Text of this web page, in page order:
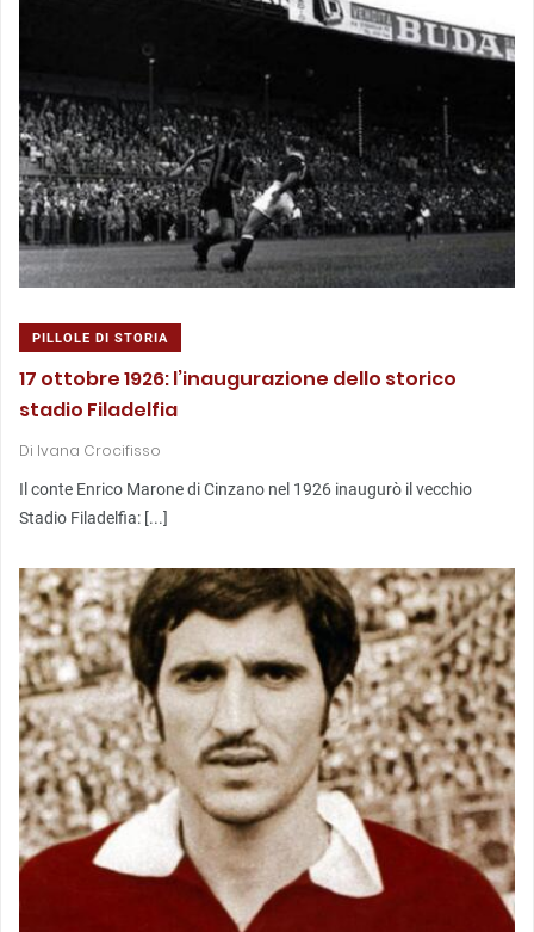
PILLOLE DI STORIA
17 ottobre 1926: l’inaugurazione dello storico
stadio Filadelfia
Di Ivana Crocifisso
Il conte Enrico Marone di Cinzano nel 1926 inaugurò il vecchio
Stadio Filadelfia: [...]